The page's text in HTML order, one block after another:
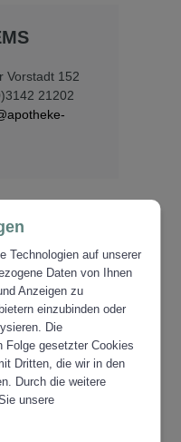
Vorstadt 152
21202
Technologien auf unserer
Daten von Ihnen
Anzeigen zu
einzubinden oder
Die
Folge gesetzter Cookies
Dritten, die wir in den
Durch die weitere
unsere